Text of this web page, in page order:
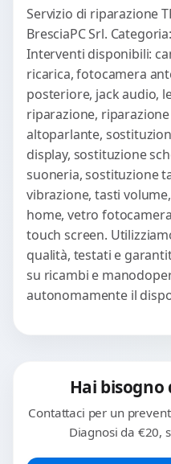
Servizio di riparazione
BresciaPC Srl.
Interventi disponibili:
ricarica, fotocamera
posteriore, jack audio,
riparazione,
altoparlante,
display, sostituzione
suoneria, sostituzione
vibrazione, tasti
home, vetro
touch screen.
qualità, testati e
su ricambi e
autonomamente il
Hai bisogno
Contattaci per un
Diagnosi da €20,